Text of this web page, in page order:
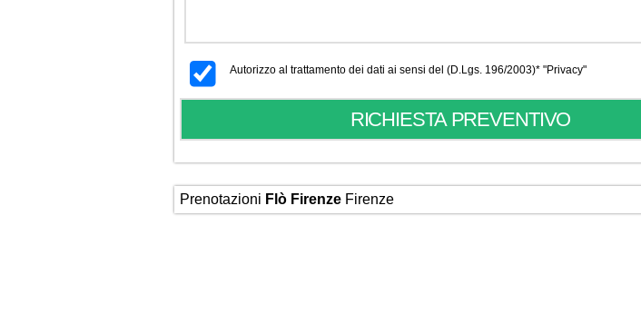
Autorizzo al trattamento dei dati ai sensi del (D.Lgs. 196/2003)* "Privacy"
Prenotazioni Flò Firenze Firenze